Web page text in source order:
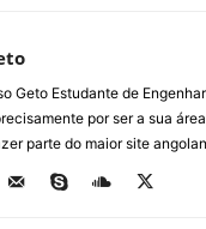
Geto Estudante de
por ser a sua
parte do maior site